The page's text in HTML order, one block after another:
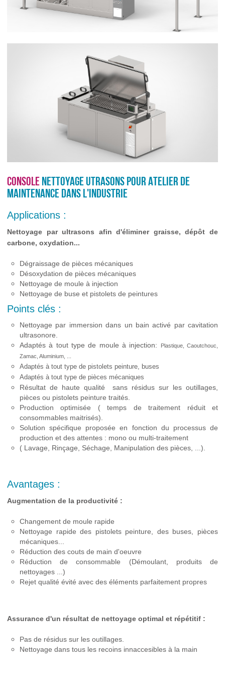
INDUSTRIE
LAVEUR AUTO. AVEC PANIER ROTATIF, AVEC 2 OU PLUSIEURS PHASES DE
MACHINE DE LAVAGE AUTO. À PANIER ROTATIF POUR VOLUMES ET POIDS
MACHINE DE LAVAGE AUTO. PANIER ROTATIF, 2 OU PLUSIEURS BAINS POUR
MACHINE DE LAVAGE PAR IMMERSION AVEC CYCLE HERMÉTIQUEMENT
MACHINE DE LAVAGE À JETS MOBILES DE PIÈCES ENCOMBRANTES TRÈS
MACHINE DE LAVAGE CALIBRÉE HAUTEMENT PERSONNALISÉE POUR
TUNNEL DE LAVAGE DES MÉTAUX MULTISTADE POUR PIÈCE MÉCANIQUES
LAVEUR AUTOMATIQUE 1 PISTOLET EVO 1
LAVEUR AUTOMATIQUE ET MANUEL 2 PISTOLETS EVO 6
LAVEUR AUTOMATIQUE ET MANUEL 2 PISTOLETS AVEC HOTTE EVO 7
PRODUIT DE NETTOYAGE ECO-RESPONSABLE SANS CMR - NETO
PRODUIT DE NETTOYAGE ECO-RESPONSABLE 100% VEGETAL - NETO
PRODUIT NETTOYAGE
CONTACT
CONSOLE NETTOYAGE UTRASONS POUR ATELIER DE
MAINTENANCE DANS L'INDUSTRIE
Applications :
Nettoyage par ultrasons afin d'éliminer graisse, dépôt de
carbone, oxydation...
Dégraissage de pièces mécaniques
Désoxydation de pièces mécaniques
Nettoyage de moule à injection
Nettoyage de buse et pistolets de peintures
Points clés :
Nettoyage par immersion dans un bain activé par cavitation
ultrasonore.
Adaptés à tout type de moule à injection:
Plastique, Caoutchouc,
Zamac, Aluminium, ...
Adaptés à tout type de pistolets peinture, buses
Adaptés à tout type de pièces mécaniques
Résultat de haute qualité sans résidus sur les outillages,
pièces ou pistolets peinture traités.
Production optimisée ( temps de traitement réduit et
consommables maitrisés).
Solution spécifique proposée en fonction du processus de
production et des attentes : mono ou multi-traitement
( Lavage, Rinçage, Séchage, Manipulation des pièces, ...).
Avantages :
Augmentation de la productivité :
Changement de moule rapide
Nettoyage rapide des pistolets peinture, des buses, pièces
mécaniques...
Réduction des couts de main d'oeuvre
Réduction de consommable (Démoulant, produits de
nettoyages ...)
Rejet qualité évité avec des éléments parfaitement propres
Assurance d'un résultat de nettoyage optimal et répétitif :
Pas de résidus sur les outillages.
Nettoyage dans tous les recoins innaccesibles à la main